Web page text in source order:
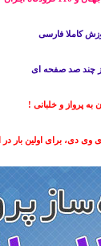
کاملا فارسی
چند صد صفحه ای
به پرواز و خلبانی !